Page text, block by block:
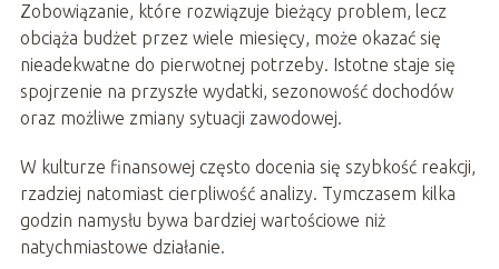
Zobowiązanie, które rozwiązuje bieżący problem, lecz
obciąża budżet przez wiele miesięcy, może okazać się
nieadekwatne do pierwotnej potrzeby. Istotne staje się
spojrzenie na przyszłe wydatki, sezonowość dochodów
oraz możliwe zmiany sytuacji zawodowej.
W kulturze finansowej często docenia się szybkość reakcji,
rzadziej natomiast cierpliwość analizy. Tymczasem kilka
godzin namysłu bywa bardziej wartościowe niż
natychmiastowe działanie.